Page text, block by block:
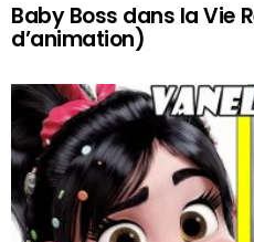
Baby Boss dans la Vie
d’animation)